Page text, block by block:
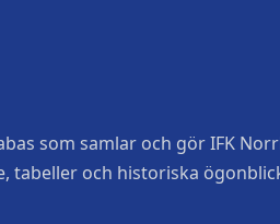
som samlar och gör IFK
tabeller och historiska